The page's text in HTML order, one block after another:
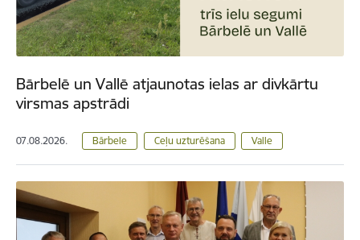
Bārbelē un Vallē atjaunotas ielas ar divkārtu
virsmas apstrādi
07.08.2026. Bārbele Ceļu uzturēšana Valle